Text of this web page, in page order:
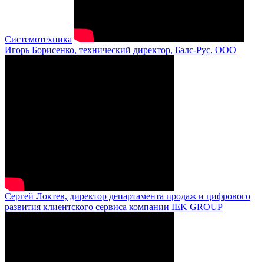
Системотехника
Игорь Борисенко, технический директор, Балс-Рус, ООО
Сергей Локтев, директор департамента продаж и цифрового
развития клиентского сервиса компании IEK GROUP